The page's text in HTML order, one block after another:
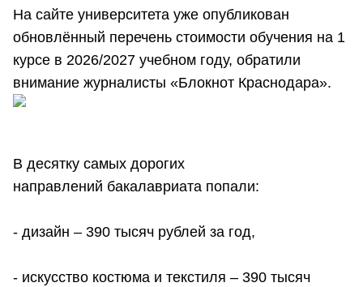
На сайте университета уже опубликован
обновлённый перечень стоимости обучения на 1
курсе в 2026/2027 учебном году, обратили
внимание журналисты «Блокнот Краснодара».
В десятку самых дорогих
направлений бакалавриата попали:
- дизайн – 390 тысяч рублей за год,
- искусство костюма и текстиля – 390 тысяч